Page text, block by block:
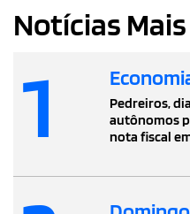
Notícias
1
Pedreiros,
autônomos
nota fiscal